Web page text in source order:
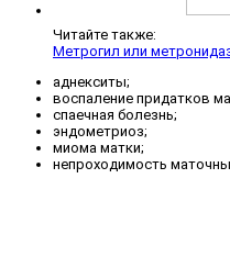
Читайте также:
Метрогил или
аднекситы;
воспаление придатков
спаечная болезнь;
эндометриоз;
миома матки;
непроходимость